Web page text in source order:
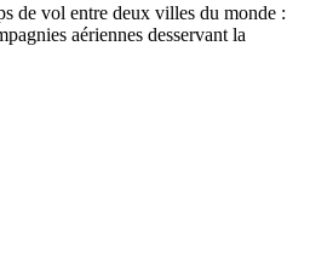
de vol entre deux villes du monde :
aériennes desservant la